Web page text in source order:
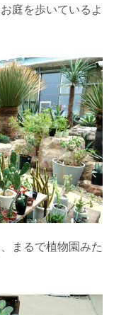
庭を歩いているよ
まるで植物園みた